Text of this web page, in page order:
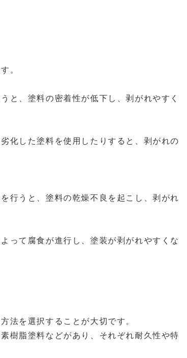
。
と、塗料の密着性が低下し、剥がれやすく
化した塗料を使用したりすると、剥がれの
行うと、塗料の乾燥不良を起こし、剥がれ
って腐食が進行し、塗装が剥がれやすくな
法を選択することが大切です。
樹脂塗料などがあり、それぞれ耐久性や特